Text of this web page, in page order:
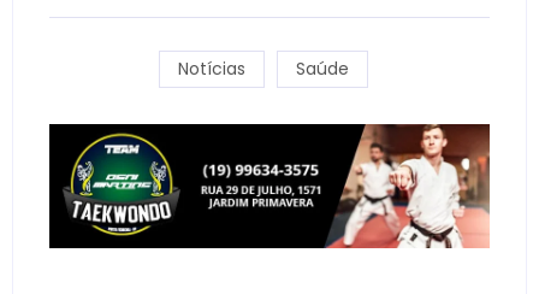
Notícias Saúde